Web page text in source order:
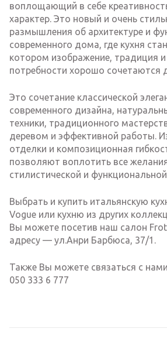
воплощающий в себе
характер. Это новый и очень
размышления об архитектуре и
современного дома, где кухня
котором изображение, традиция
потребности хорошо сочетаются
Это сочетание классической
современного дизайна,
техники, традиционного
деревом и эффективной работы.
отделки и композиционная
позволяют воплотить все
стилистической и функциональной
Выбрать и купить итальянскую
Vogue или кухню из других
Вы можете посетив наш салон
адресу — ул.Анри Барбюса, 37/1.
Также Вы можете связаться с
050 333 6 777